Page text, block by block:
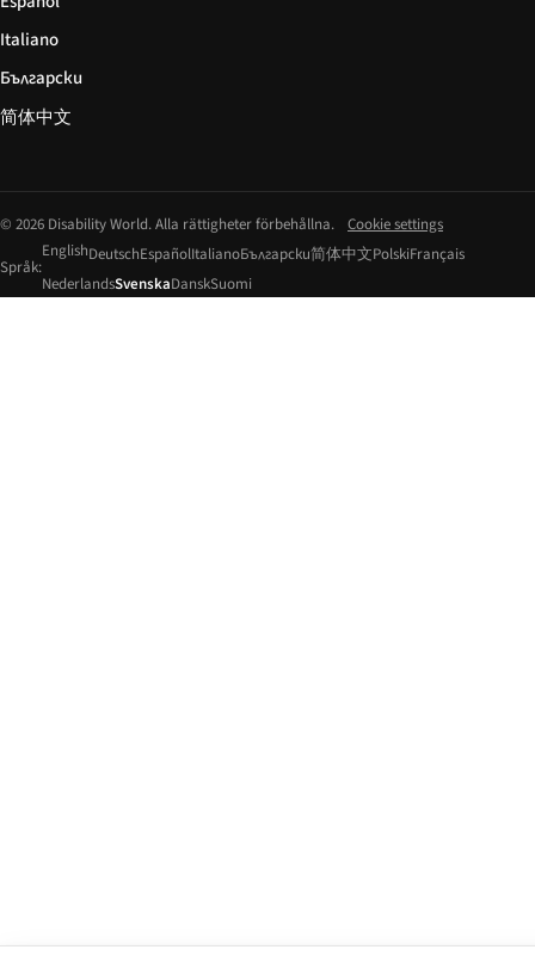
Italiano
Български
简体中文
© 2026 Disability World. Alla rättigheter förbehållna. Cookie settings
Språk:
EnglishDeutschEspañolItalianoБългарски简体中文PolskiFrançais
NederlandsSvenskaDanskSuomi